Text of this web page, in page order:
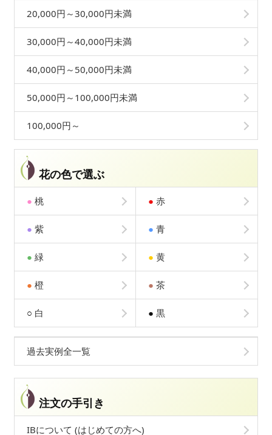
20,000円～30,000円未満
30,000円～40,000円未満
40,000円～50,000円未満
50,000円～100,000円未満
100,000円～
花の色で選ぶ
● 桃 ● 赤
● 紫 ● 青
● 緑 ● 黄
● 橙 ● 茶
○ 白 ● 黒
過去実例全一覧
注文の手引き
IBについて (はじめての方へ)